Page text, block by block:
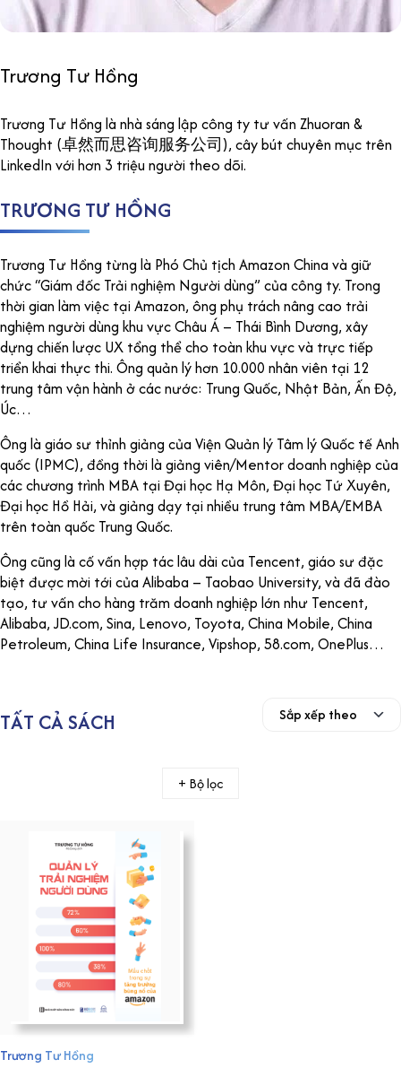
Trương Tư Hồng
Trương Tư Hồng là nhà sáng lập công ty tư vấn Zhuoran &
Thought (卓然而思咨询服务公司), cây bút chuyên mục trên
LinkedIn với hơn 3 triệu người theo dõi.
TRƯƠNG TƯ HỒNG
Trương Tư Hồng từng là Phó Chủ tịch Amazon China và giữ
chức “Giám đốc Trải nghiệm Người dùng” của công ty. Trong
thời gian làm việc tại Amazon, ông phụ trách nâng cao trải
nghiệm người dùng khu vực Châu Á – Thái Bình Dương, xây
dựng chiến lược UX tổng thể cho toàn khu vực và trực tiếp
triển khai thực thi. Ông quản lý hơn 10.000 nhân viên tại 12
trung tâm vận hành ở các nước: Trung Quốc, Nhật Bản, Ấn Độ,
Úc…
Ông là giáo sư thỉnh giảng của Viện Quản lý Tâm lý Quốc tế Anh
quốc (IPMC), đồng thời là giảng viên/Mentor doanh nghiệp của
các chương trình MBA tại Đại học Hạ Môn, Đại học Tứ Xuyên,
Đại học Hồ Hải, và giảng dạy tại nhiều trung tâm MBA/EMBA
trên toàn quốc Trung Quốc.
Ông cũng là cố vấn hợp tác lâu dài của Tencent, giáo sư đặc
biệt được mời tới của Alibaba – Taobao University, và đã đào
tạo, tư vấn cho hàng trăm doanh nghiệp lớn như Tencent,
Alibaba, JD.com, Sina, Lenovo, Toyota, China Mobile, China
Petroleum, China Life Insurance, Vipshop, 58.com, OnePlus…
TẤT CẢ SÁCH
+ Bộ lọc
Trương Tư Hồng